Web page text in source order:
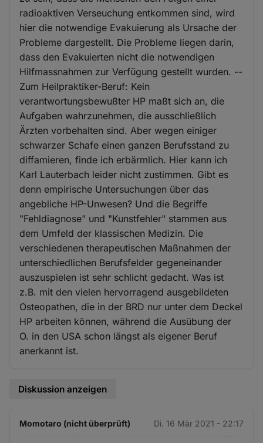
radioaktiven Verseuchung entkommen sind, wird
hier die notwendige Evakuierung als Ursache der
Probleme dargestellt. Die Probleme liegen darin,
dass den Evakuierten nicht die notwendigen
Hilfmassnahmen zur Verfügung gestellt wurden. --
Zum Heilpraktiker-Beruf: Kein
verantwortungsbewußter HP maßt sich an, die
Aufgaben wahrzunehmen, die ausschließlich
Ärzten vorbehalten sind. Aber wegen einiger
schwarzer Schafe einen ganzen Berufsstand zu
diffamieren, finde ich erbärmlich. Hier kann ich
Karl Lauterbach leider nicht zustimmen. Gibt es
denn empirische Untersuchungen über das
angebliche HP-Unwesen? Und die Begriffe
"Fehldiagnose" und "Kunstfehler" stammen aus
dem Umfeld der klassischen Medizin. Die
verschiedenen therapeutischen Maßnahmen der
unterschiedlichen Berufsfelder gegeneinander
auszuspielen ist sehr schlicht gedacht. Was ist
z.B. mit den vielen hervorragend ausgebildeten
Osteopathen, die in der BRD nur unter dem Deckel
HP arbeiten können, während die Ausübung der
O. in den USA schon längst als eigener Beruf
anerkannt ist.
Diskussion anzeigen
Momotaro (nicht überprüft) Di. 16 Mär 2021 - 22:17